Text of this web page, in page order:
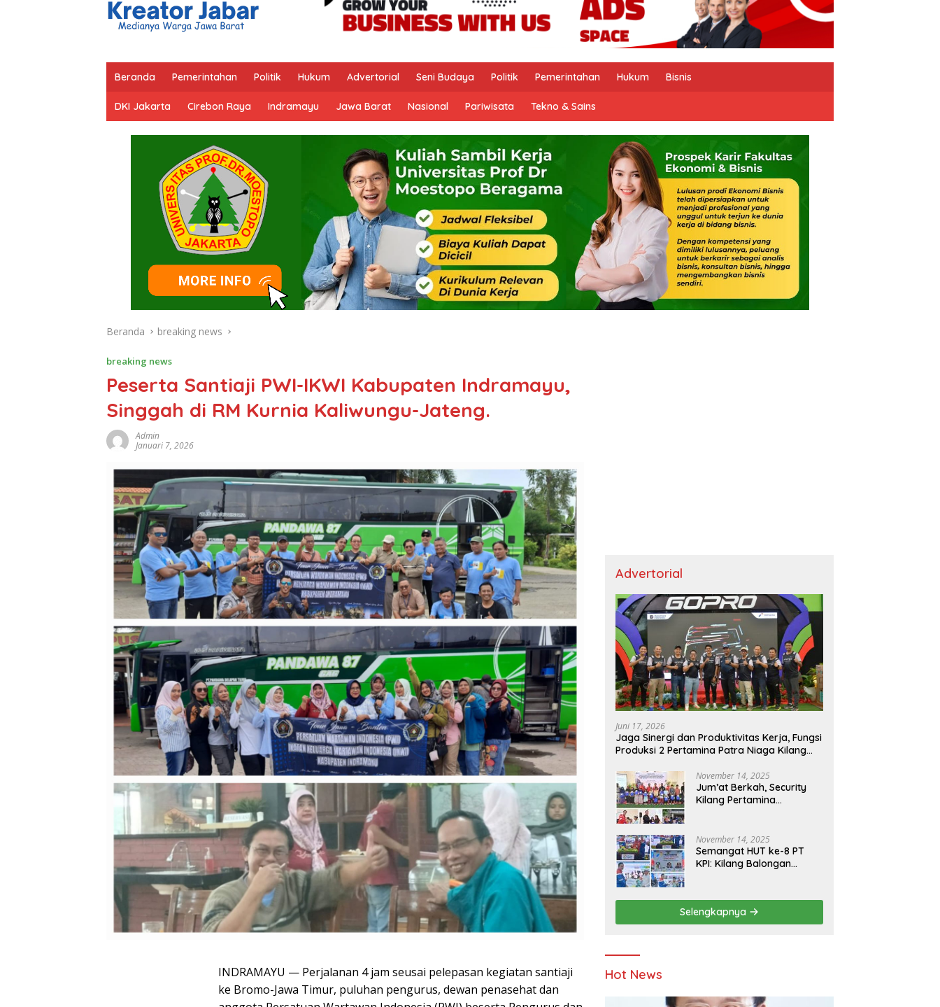
Beranda Pemerintahan Politik Hukum Advertorial Seni Budaya Politik Pemerintahan Hukum Bisnis
DKI Jakarta Cirebon Raya Indramayu Jawa Barat Nasional Pariwisata Tekno & Sains
Beranda breaking news
breaking news
Peserta Santiaji PWI-IKWI Kabupaten Indramayu,
Singgah di RM Kurnia Kaliwungu-Jateng.
Admin
Januari 7, 2026
INDRAMAYU — Perjalanan 4 jam seusai pelepasan kegiatan santiaji
ke Bromo-Jawa Timur, puluhan pengurus, dewan penasehat dan
Advertorial
Juni 17, 2026
Jaga Sinergi dan Produktivitas Kerja, Fungsi
Produksi 2 Pertamina Patra Niaga Kilang
November 14, 2025
Jum’at Berkah, Security
Kilang Pertamina
November 14, 2025
Semangat HUT ke-8 PT
KPI: Kilang Balongan
Berbagi Bersama
Penyandang Disabilitas
dan Yayasan Pendidikan
Selengkapnya
Hot News